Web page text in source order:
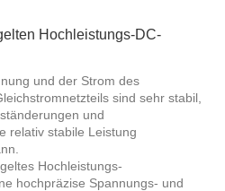
Hochleistungs-DC-
und der Strom des
sind sehr stabil,
und
relativ stabile Leistung
Hochleistungs-
hochpräzise Spannungs- und